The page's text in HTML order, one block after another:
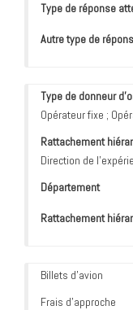
Type de réponse
Autre type de
Type de donneur
Opérateur fixe ;
Rattachement
Direction de
Département
Rattachement
Billets d'avion
Frais d'approche